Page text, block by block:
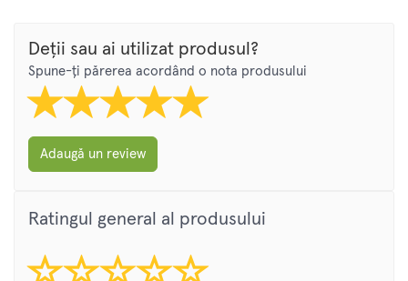
Deții sau ai utilizat produsul?
Spune-ți părerea acordând o nota produsului
Adaugă un review
Ratingul general al produsului